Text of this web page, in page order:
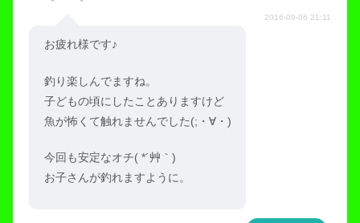
2016-09-06 21:11
お疲れ様です♪
釣り楽しんでますね。
子どもの頃にしたことありますけど
魚が怖くて触れませんでした(;・∀・)
今回も安定なオチ( *´艸｀)
お子さんが釣れますように。